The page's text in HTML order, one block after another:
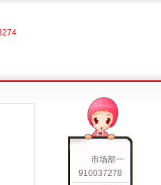
市场部一
910037278